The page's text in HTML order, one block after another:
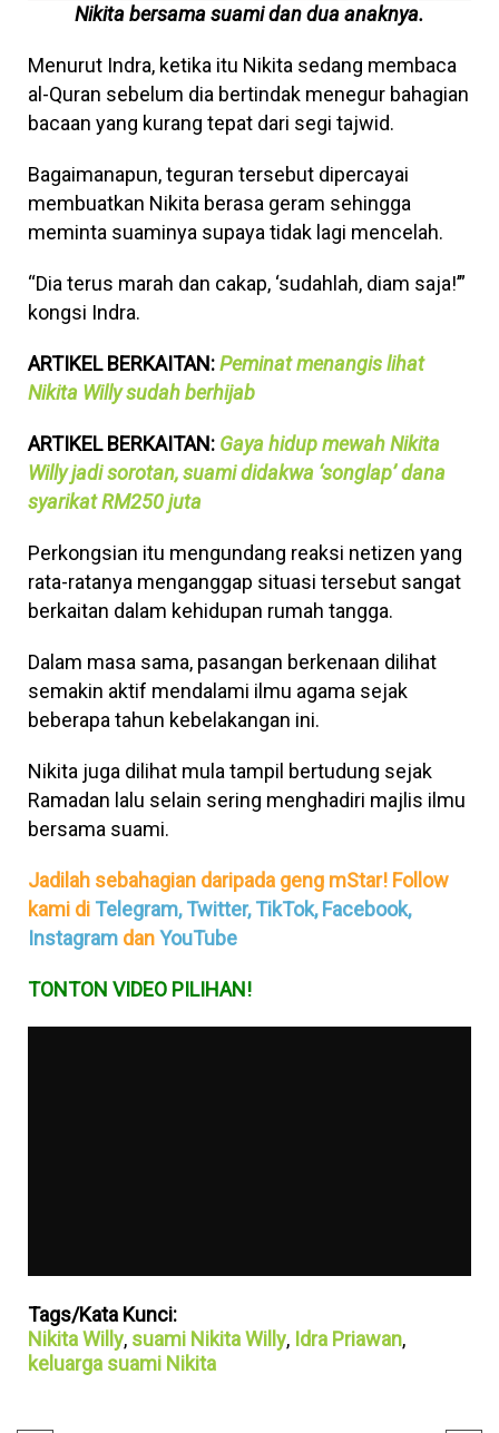
Nikita bersama suami dan dua anaknya.
Menurut Indra, ketika itu Nikita sedang membaca
al-Quran sebelum dia bertindak menegur bahagian
bacaan yang kurang tepat dari segi tajwid.
Bagaimanapun, teguran tersebut dipercayai
membuatkan Nikita berasa geram sehingga
meminta suaminya supaya tidak lagi mencelah.
“Dia terus marah dan cakap, ‘sudahlah, diam saja!’”
kongsi Indra.
ARTIKEL BERKAITAN:Peminat menangis lihat
Nikita Willy sudah berhijab
ARTIKEL BERKAITAN: Gaya hidup mewah Nikita
Willy jadi sorotan, suami didakwa ‘songlap’ dana
syarikat RM250 juta
Perkongsian itu mengundang reaksi netizen yang
rata-ratanya menganggap situasi tersebut sangat
berkaitan dalam kehidupan rumah tangga.
Dalam masa sama, pasangan berkenaan dilihat
semakin aktif mendalami ilmu agama sejak
beberapa tahun kebelakangan ini.
Nikita juga dilihat mula tampil bertudung sejak
Ramadan lalu selain sering menghadiri majlis ilmu
bersama suami.
Jadilah sebahagian daripada geng mStar! Follow
kami di Telegram, Twitter, TikTok, Facebook,
Instagram danYouTube
TONTON VIDEO PILIHAN!
Tags/Kata Kunci:
Nikita Willy, suami Nikita Willy, Idra Priawan,
keluarga suami Nikita